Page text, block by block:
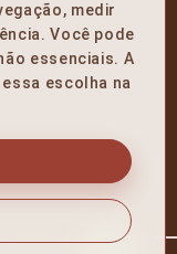
medir
Você pode
essenciais. A
escolha na